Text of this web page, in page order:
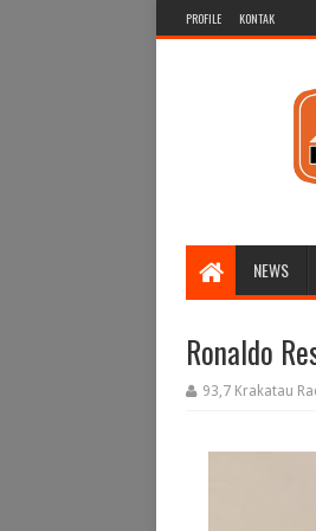
PROFILE KONTAK
NEWS
Ronaldo
93,7 Krakatau
HADIR LEBIH
FANPAGE @ 937